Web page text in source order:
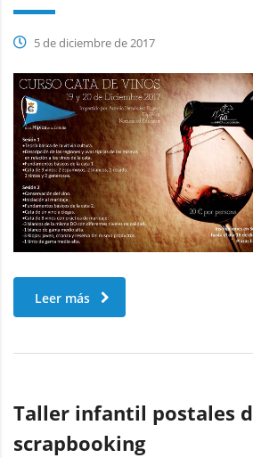
5 de diciembre de 2017
Leer más
Taller infantil postales
scrapbooking